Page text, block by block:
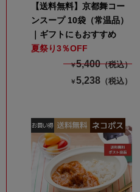
【送料無料】京都舞コー
ンスープ 10袋（常温品）
｜ギフトにもおすすめ
夏祭り3％OFF
￥5,400（税込）
￥5,238 （税込）